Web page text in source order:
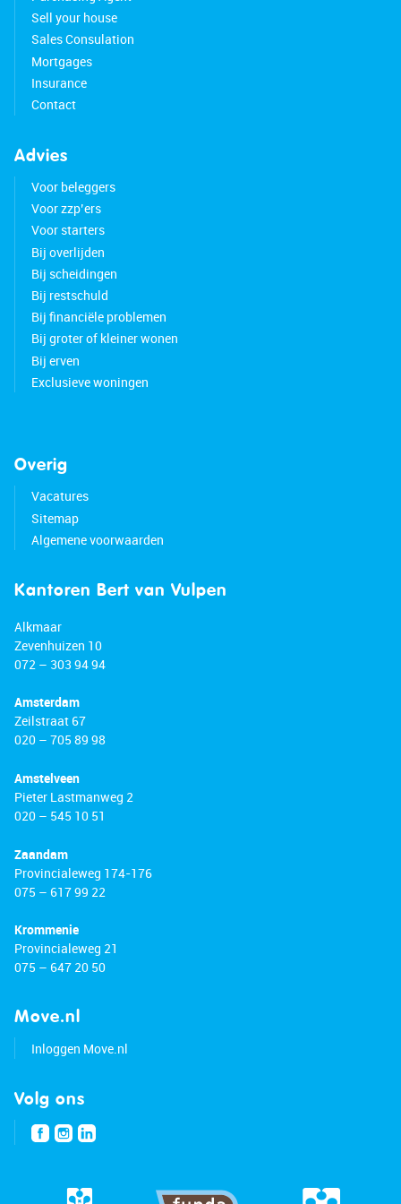
sports clubs and medical facilities, are also
nearby.
This house is exceptionally accessible. With a bus
stop within walking distance and the Zaandam
cycling distance, you have quick access to public
transportation. Thanks to the nearby A7, A8 and
A10 highways, surrounding cities are also easily
accessible by car.
Good to know:
• Well-maintained house with a beautifully
landscaped backyard
• Partially wooden and partially plastic window
frames
• Excellent insulation
• Lot size: 138 m²
• Energy label B
• Property subject to perpetual ground lease
• The ground rent has been prepaid until 2038
Sell your house
Sales Consulation
Mortgages
Insurance
Contact
Advies
Voor beleggers
Voor zzp’ers
Voor starters
Bij overlijden
Bij scheidingen
Bij restschuld
Bij financiële problemen
Bij groter of kleiner wonen
Bij erven
Exclusieve woningen
Overig
Vacatures
Sitemap
Algemene voorwaarden
Kantoren Bert van Vulpen
Alkmaar
Zevenhuizen 10
072 – 303 94 94
Amsterdam
Zeilstraat 67
020 – 705 89 98
Amstelveen
Pieter Lastmanweg 2
020 – 545 10 51
Zaandam
Provincialeweg 174-176
075 – 617 99 22
Krommenie
Provincialeweg 21
075 – 647 20 50
Move.nl
Inloggen Move.nl
Volg ons